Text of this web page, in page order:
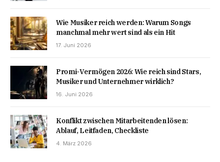
Wie Musiker reich werden: Warum Songs
manchmal mehr wert sind als ein Hit
17. Juni 2026
Promi-Vermögen 2026: Wie reich sind Stars,
Musiker und Unternehmer wirklich?
16. Juni 2026
Konflikt zwischen Mitarbeitenden lösen:
Ablauf, Leitfaden, Checkliste
4. März 2026